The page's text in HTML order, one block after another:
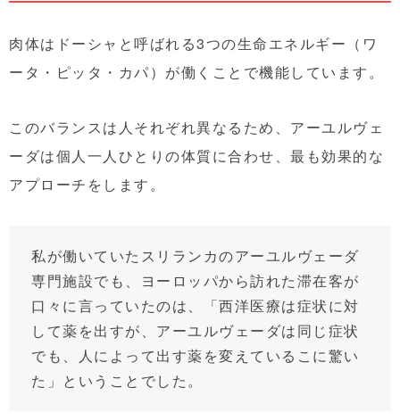
肉体はドーシャと呼ばれる3つの生命エネルギー（ワ
ータ・ピッタ・カパ）が働くことで機能しています。
このバランスは人それぞれ異なるため、アーユルヴェ
ーダは個人一人ひとりの体質に合わせ、最も効果的な
アプローチをします。
私が働いていたスリランカのアーユルヴェーダ
専門施設でも、ヨーロッパから訪れた滞在客が
口々に言っていたのは、「西洋医療は症状に対
して薬を出すが、アーユルヴェーダは同じ症状
でも、人によって出す薬を変えているこに驚い
た」ということでした。